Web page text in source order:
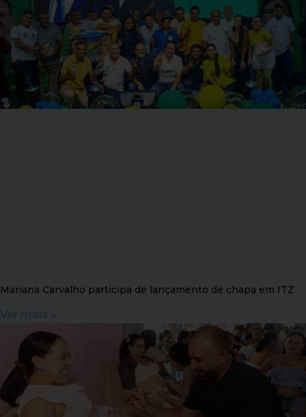
Mariana Carvalho participa de lançamento de chapa em ITZ
Ver mais »